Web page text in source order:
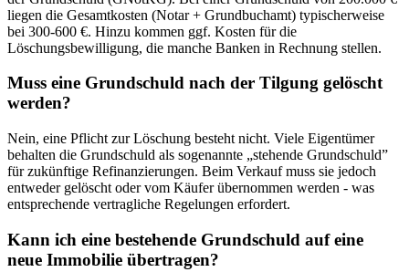
liegen die Gesamtkosten (Notar + Grundbuchamt) typischerweise
bei 300-600 €. Hinzu kommen ggf. Kosten für die
Löschungsbewilligung, die manche Banken in Rechnung stellen.
Muss eine Grundschuld nach der Tilgung gelöscht
werden?
Nein, eine Pflicht zur Löschung besteht nicht. Viele Eigentümer
behalten die Grundschuld als sogenannte „stehende Grundschuld”
für zukünftige Refinanzierungen. Beim Verkauf muss sie jedoch
entweder gelöscht oder vom Käufer übernommen werden - was
entsprechende vertragliche Regelungen erfordert.
Kann ich eine bestehende Grundschuld auf eine
neue Immobilie übertragen?